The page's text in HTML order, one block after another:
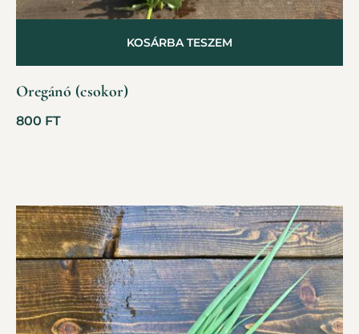
Oregánó (csokor)
800 FT
KOSÁRBA TESZEM